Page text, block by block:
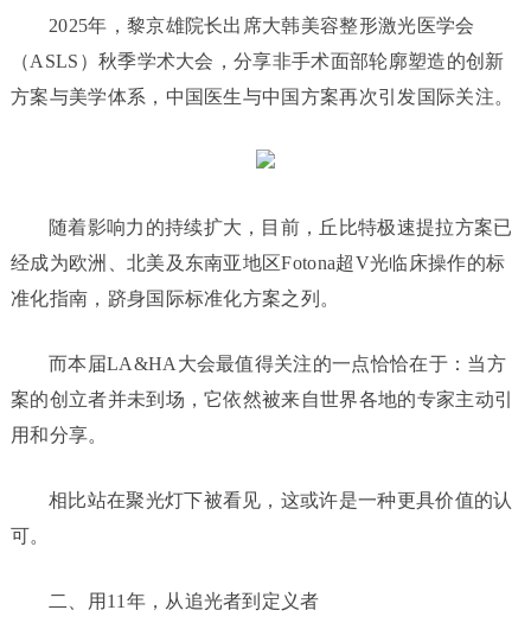
2025年，黎京雄院长出席大韩美容整形激光医学会
（ASLS）秋季学术大会，分享非手术面部轮廓塑造的创新
方案与美学体系，中国医生与中国方案再次引发国际关注。
随着影响力的持续扩大，目前，丘比特极速提拉方案已
经成为欧洲、北美及东南亚地区Fotona超V光临床操作的标
准化指南，跻身国际标准化方案之列。
而本届LA&HA大会最值得关注的一点恰恰在于：当方
案的创立者并未到场，它依然被来自世界各地的专家主动引
用和分享。
相比站在聚光灯下被看见，这或许是一种更具价值的认
可。
二、用11年，从追光者到定义者